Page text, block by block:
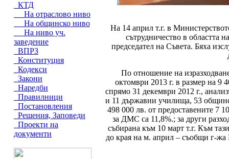
КТД
На отраслово ниво
На общинско ниво
На ниво уч.
заведение
ВПРЗ
Конституция
Кодекси
Закони
Наредби
Правилници
Постановления
Решения, Заповеди
Проекти на
документи
На 14 април т.г. в
сътрудничество в областта
председател на Съвета. Бяха
По отношение на
октомври 2013 г. в размер на 9
спрямо 31 декември 2012 г.,
и 11 държавни училища, 53
498 000 лв. от предоставените 7
за ДМС са 11,8%.; за други
събирана към 10 март т.г. Към
до края на м. април – съобщи г-жа